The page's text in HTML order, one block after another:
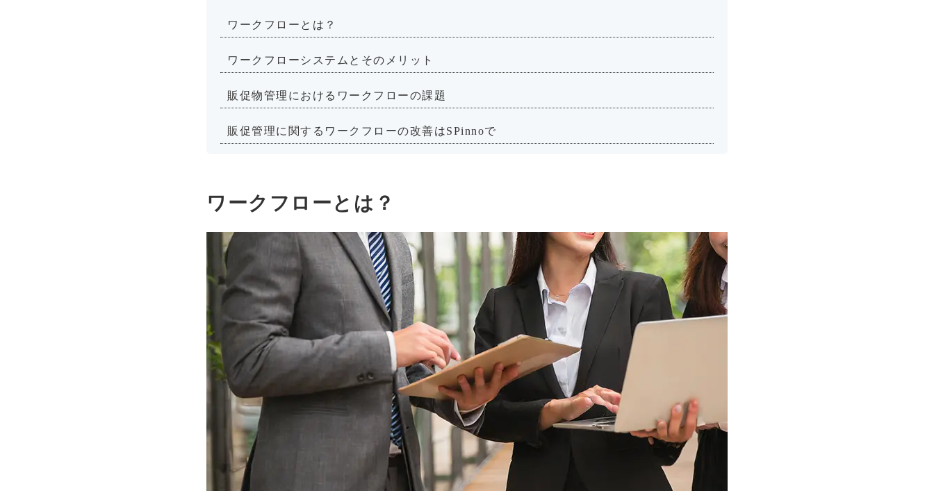
ワークフローとは？
ワークフローシステムとそのメリット
販促物管理におけるワークフローの課題
販促管理に関するワークフローの改善はSPinnoで
ワークフローとは？